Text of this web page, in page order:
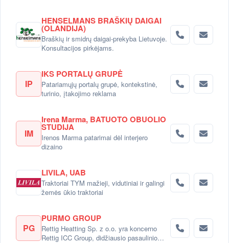
HENSELMANS BRAŠKIŲ DAIGAI
(OLANDIJA)
Braškių ir smidrų daigai-prekyba Lietuvoje.
Konsultacijos pirkėjams.
IP
IKS PORTALŲ GRUPĖ
Patariamųjų portalų grupė, kontekstinė,
turinio, įtakojimo reklama
IM
Irena Marma, BATUOTO OBUOLIO
STUDIJA
Irenos Marma patarimai dėl interjero
dizaino
LIVILA, UAB
Traktoriai TYM mažieji, vidutiniai ir galingi
žemės ūkio traktoriai
PG
PURMO GROUP
Rettig Heatting Sp. z o.o. yra koncerno
Rettig ICC Group, didžiausio pasaulinio